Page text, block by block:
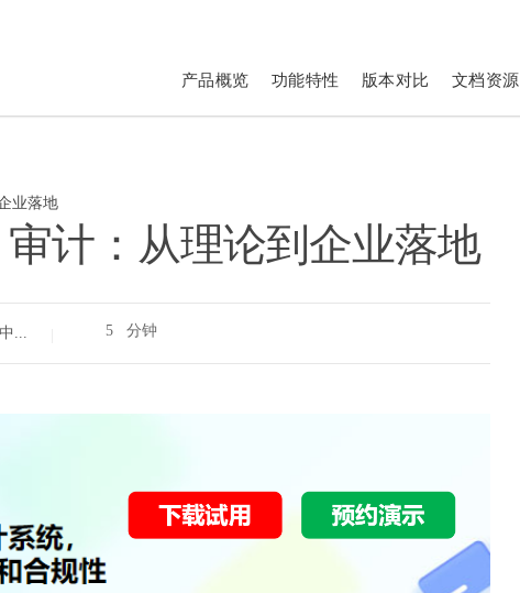
产品概览 功能特性 版本对比 文档资源
业落地
计：从理论到企业落地
5 分钟